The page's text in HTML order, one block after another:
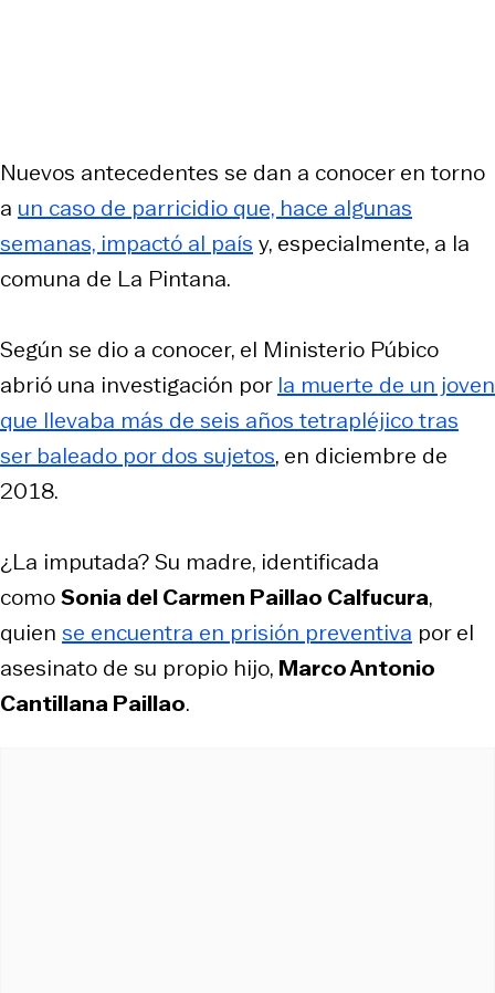
Nuevos antecedentes se dan a conocer en torno
a un caso de parricidio que, hace algunas
semanas, impactó al país y, especialmente, a la
comuna de La Pintana.
Según se dio a conocer, el Ministerio Púbico
abrió una investigación por la muerte de un joven
que llevaba más de seis años tetrapléjico tras
ser baleado por dos sujetos, en diciembre de
2018.
¿La imputada? Su madre, identificada
comoSonia del Carmen Paillao Calfucura,
quien se encuentra en prisión preventiva por el
asesinato de su propio hijo, Marco Antonio
Cantillana Paillao.